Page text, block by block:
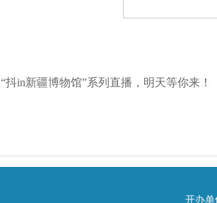
“抖in新疆博物馆”系列直播，明天等你来！
开办单